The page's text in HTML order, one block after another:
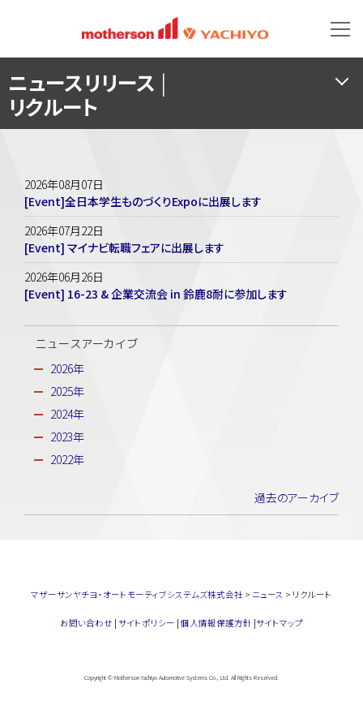
ニュースリリース |
リクルート
2026年08月07日
[Event]全日本学生ものづくりExpoに出展します
2026年07月22日
[Event] マイナビ転職フェアに出展します
2026年06月26日
[Event] 16-23 & 企業交流会 in 鈴鹿8耐に参加します
ニュースアーカイブ
2026年
2025年
2024年
2023年
2022年
過去のアーカイブ
マザーサンヤチヨ・オートモーティブシステムズ株式会社 > ニュース > リクルート
お問い合わせ | サイトポリシー |個人情報保護方針 |サイトマップ
Copyright © Motherson Yachiyo Automotive Systems Co., Ltd. All Rights Reserved.